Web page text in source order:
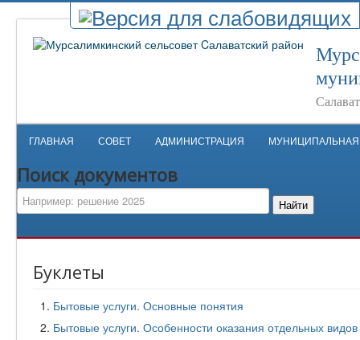
ГЛАВНАЯ СОВЕТ АДМИНИСТРАЦИЯ
Поиск документов
Найти
Буклеты
Бытовые услуги. Основные понятия
Бытовые услуги. Особенности оказания отдельных